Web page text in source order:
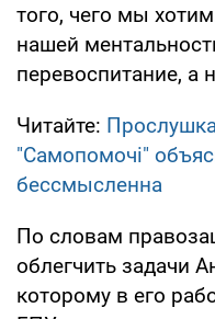
того, чего мы
нашей
перевоспитание, а
Читайте:
"Самопомочі"
бессмысленна
По словам
облегчить задачи
которому в его